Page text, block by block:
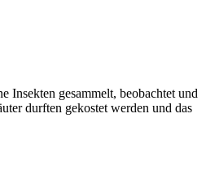
gesammelt, beobachtet und
durften gekostet werden und das